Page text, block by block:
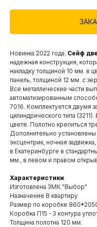
Новинка 2022 года. Сейф
надежная конструкция,
накладку толщиной 10 мм. в
панель, толщиной 12 мм. с
Все металлические части
автоматизированным
7016. Комплектуется двумя
цилиндрического типа
цвете. Полотно крепиться
Дополнительно
эксцентрик, ночная
в Екатеринбурге в
мм., в левом и правом
Характеристики
Изготовлена ЗМК "Выбор"
Назначение В квартиру
Размер по коробке
Коробка П15 - 3 контура
Толщина полотна 120 мм.